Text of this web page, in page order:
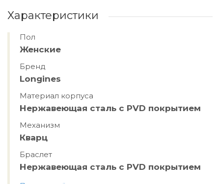
Характеристики
Пол
Женские
Бренд
Longines
Материал корпуса
Нержавеющая сталь с PVD покрытием
Механизм
Кварц
Браслет
Нержавеющая сталь с PVD покрытием